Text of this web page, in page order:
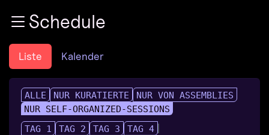
Zum InhaltSchedule
Liste Kalender
ALLE NUR KURATIERTE
NUR VON ASSEMBLIES
NUR SELF-ORGANIZED-SESSIONS
TAG 1
TAG 2 TAG 3
TAG 4